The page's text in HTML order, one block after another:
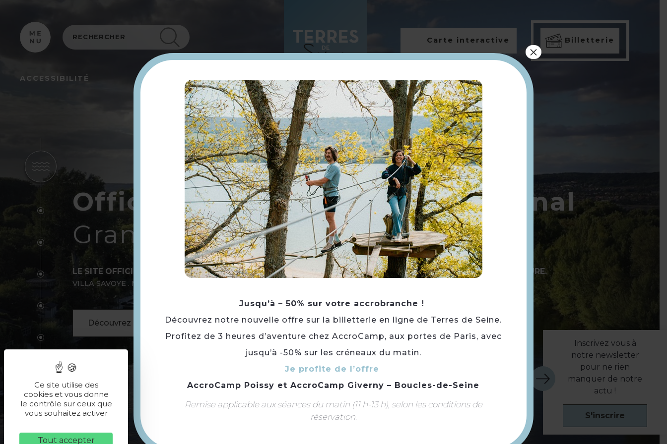
ACCESSIBILITÉ
Carte interactive Billetterie
Office de Tourisme Intercommunal
Grand Paris Seine & Oise
LE SITE OFFICIEL POUR DÉCOUVRIR LE NORD-OUEST DES YVELINES, ENTRE PATRIMOINE, SEINE ET PLEINE NATURE.
VILLA SAVOYE . MAISON ZOLA . CROISIÈRES SUR LA SEINE . ACTIVITÉS NAUTIQUES ...
Découvrez les expériences
Inscrivez vous à
notre newsletter
pour ne rien
manquer de notre
actu !
S'inscrire
Jusqu’à – 50% sur votre accrobranche !
Découvrez notre nouvelle offre sur la billetterie en ligne de Terres de Seine.
Profitez de 3 heures d’aventure chez AccroCamp, aux portes de Paris, avec
jusqu’à -50% sur les créneaux du matin.
Je profite de l’offre
AccroCamp Poissy etAccroCamp Giverny – Boucles-de-Seine
Remise applicable aux séances du matin (11 h-13 h), selon les conditions de
réservation.
×
Ce site utilise des
cookies et vous donne
le contrôle sur ceux que
vous souhaitez activer
Tout accepter